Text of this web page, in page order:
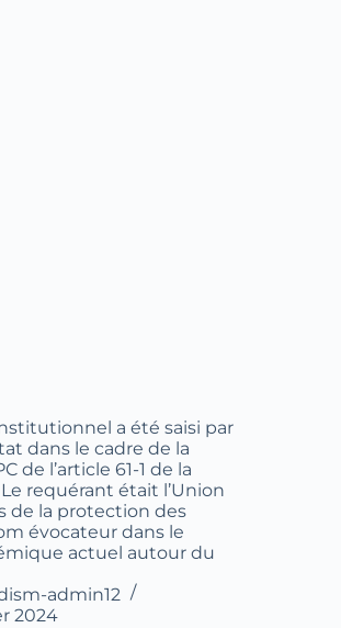
a été saisi par
dans le cadre de la
de l’article 61-1 de la
requérant était l’Union
de la protection des
évocateur dans le
actuel autour du
admin12
2024